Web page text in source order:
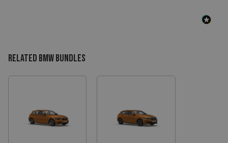
Related BMW Bundles